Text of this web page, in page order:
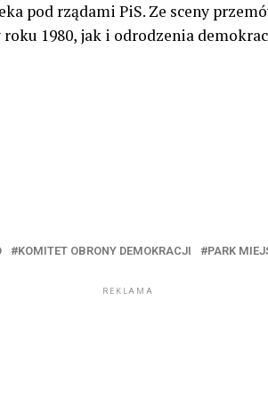
pod rządami PiS. Ze sceny
1980, jak i odrodzenia
KOMITET OBRONY DEMOKRACJI PARK
REKLAMA